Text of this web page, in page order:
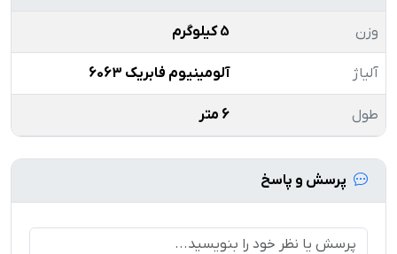
وزن 5 کیلوگرم
آلیاژ آلومینیوم فابریک 6063
طول 6 متر
پرسش و پاسخ